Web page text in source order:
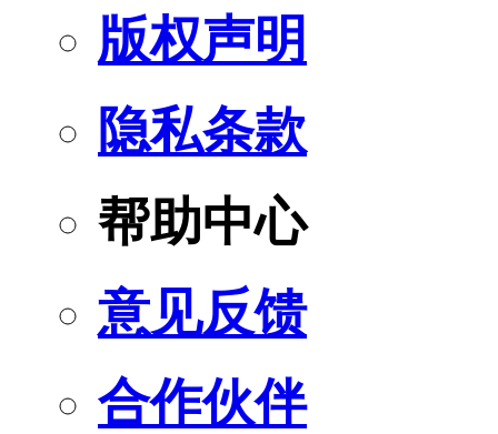
版权声明
隐私条款
帮助中心
意见反馈
合作伙伴